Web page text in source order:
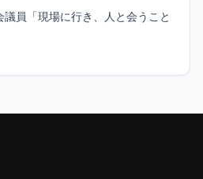
員「現場に行き、人と会うこと